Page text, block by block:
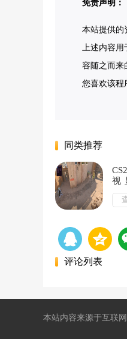
免责声明：
本站提供的
上述内容用
容随之而来
您喜欢该程
同类推荐
视
评论列表
本站内容来源于互联